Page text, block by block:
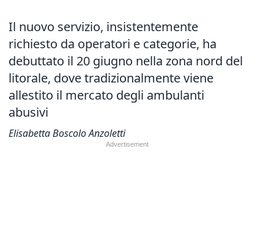
Il nuovo servizio, insistentemente
richiesto da operatori e categorie, ha
debuttato il 20 giugno nella zona nord del
litorale, dove tradizionalmente viene
allestito il mercato degli ambulanti
abusivi
Elisabetta Boscolo Anzoletti